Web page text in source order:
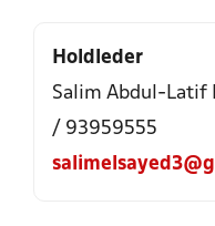
Holdleder
Salim Abdul-Latif
/ 93959555